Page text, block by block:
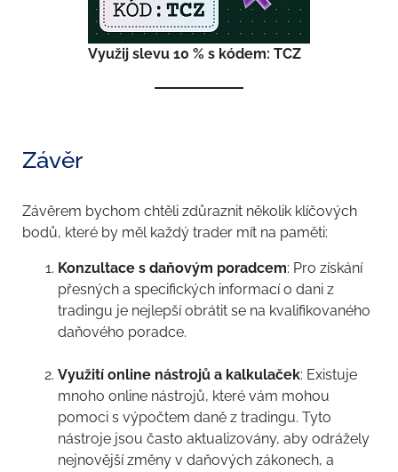
Využij slevu 10 % s kódem: TCZ
Závěr
Závěrem bychom chtěli zdůraznit několik klíčových
bodů, které by měl každý trader mít na paměti:
Konzultace s daňovým poradcem: Pro získání
přesných a specifických informací o dani z
tradingu je nejlepší obrátit se na kvalifikovaného
daňového poradce.
Využití online nástrojů a kalkulaček: Existuje
mnoho online nástrojů, které vám mohou
pomoci s výpočtem daně z tradingu. Tyto
nástroje jsou často aktualizovány, aby odrážely
nejnovější změny v daňových zákonech, a